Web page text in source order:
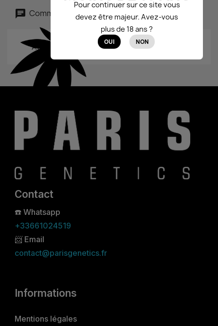
Commentaires (0)
Aucun avis n'a été publié pour le moment.
Contact
☎️ Whatsapp
+33661024519
📨 Email
contact@parisgenetics.fr
Informations
Mentions légales
Pour continuer sur ce site vous
devez être majeur. Avez-vous
plus de 18 ans ?
OUI NON